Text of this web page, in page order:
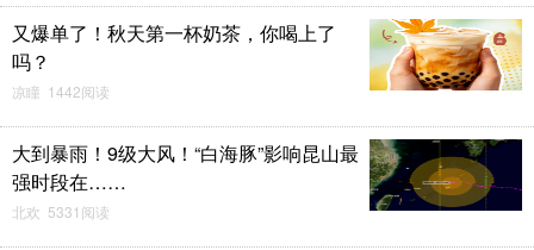
又爆单了！秋天第一杯奶茶，你喝上了
吗？
凉瞳 1442阅读
大到暴雨！9级大风！“白海豚”影响昆山最
强时段在……
北欢 5331阅读